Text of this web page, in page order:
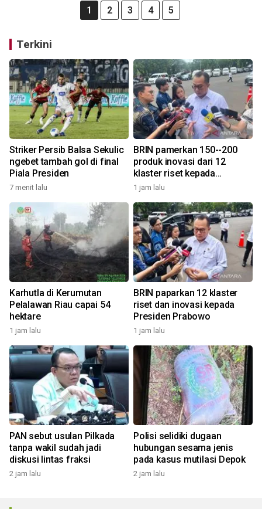
1 2 3 4 5
Terkini
Striker Persib Balsa Sekulic
ngebet tambah gol di final
Piala Presiden
7 menit lalu
BRIN pamerkan 150--200
produk inovasi dari 12
klaster riset kepada
Presiden
1 jam lalu
Karhutla di Kerumutan
Pelalawan Riau capai 54
hektare
1 jam lalu
BRIN paparkan 12 klaster
riset dan inovasi kepada
Presiden Prabowo
1 jam lalu
PAN sebut usulan Pilkada
tanpa wakil sudah jadi
diskusi lintas fraksi
2 jam lalu
Polisi selidiki dugaan
hubungan sesama jenis
pada kasus mutilasi Depok
2 jam lalu